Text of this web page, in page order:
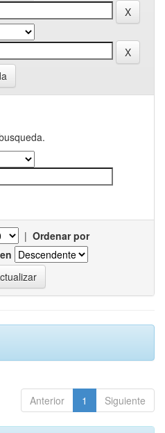
| Ordenar por
Anterior 1 Siguiente